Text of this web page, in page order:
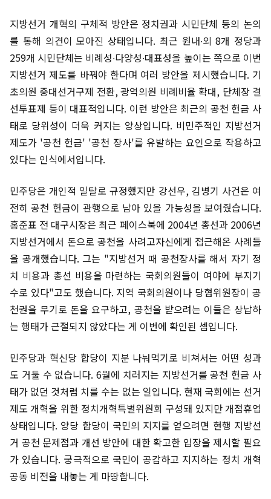
지방선거 개혁의 구체적 방안은 정치권과 시민단체 등의 논의
를 통해 의견이 모아진 상태입니다. 최근 원내∙외 8개 정당과
259개 시민단체는 비례성∙다양성∙대표성을 높이는 쪽으로 이번
지방선거 제도를 바꿔야 한다며 여러 방안을 제시했습니다. 기
초의원 중대선거구제 전환, 광역의원 비례비율 확대, 단체장 결
선투표제 등이 대표적입니다. 이런 방안은 최근의 공천 헌금 사
태로 당위성이 더욱 커지는 양상입니다. 비민주적인 지방선거
제도가 '공천 헌금' '공천 장사'를 유발하는 요인으로 작용하고
있다는 인식에서입니다.
민주당은 개인적 일탈로 규정했지만 강선우, 김병기 사건은 여
전히 공천 헌금이 관행으로 남아 있을 가능성을 보여줬습니다.
홍준표 전 대구시장은 최근 페이스북에 2004년 총선과 2006년
지방선거에서 돈으로 공천을 사려고자신에게 접근해온 사례들
을 공개했습니다. 그는 "지방선거 때 공천장사를 해서 자기 정
치 비용과 총선 비용을 마련하는 국회의원들이 여야에 부지기
수로 있다"고도 했습니다. 지역 국회의원이나 당협위원장이 공
천권을 무기로 돈을 요구하고, 공천을 받으려는 이들은 상납하
는 행태가 근절되지 않았다는 게 이번에 확인된 셈입니다.
민주당과 혁신당 합당이 지분 나눠먹기로 비쳐서는 어떤 성과
도 거둘 수 없습니다. 6월에 치러지는 지방선거를 공천 헌금 사
태가 없던 것처럼 치를 수는 없는 일입니다. 현재 국회에는 선거
제도 개혁을 위한 정치개혁특별위원회 구성돼 있지만 개점휴업
상태입니다. 양당 합당이 국민의 지지를 얻으려면 현행 지방선
거 공천 문제점과 개선 방안에 대한 확고한 입장을 제시할 필요
가 있습니다. 궁극적으로 국민이 공감하고 지지하는 정치 개혁
공동 비전을 내놓는 게 마땅합니다.